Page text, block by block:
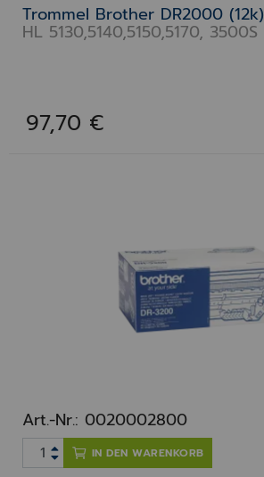
Trommel Brother DR2000 (12k)
HL 5130,5140,5150,5170, 3500S
97,70 €
Art.-Nr.: 0020002800
IN DEN WARENKORB